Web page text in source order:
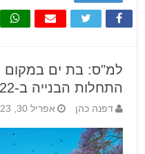
למ"ס: בת ים במקום
התחלות הבנייה ב-2022
דפנה כהן אפריל 30, 2023